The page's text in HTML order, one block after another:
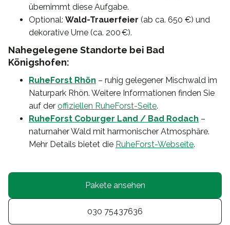
übernimmt diese Aufgabe.
Optional: Wald-Trauerfeier (ab ca. 650 €) und
dekorative Urne (ca. 200 €).
Nahegelegene Standorte bei Bad
Königshofen:
RuheForst Rhön – ruhig gelegener Mischwald im
Naturpark Rhön. Weitere Informationen finden Sie
auf der offiziellen RuheForst-Seite.
RuheForst Coburger Land / Bad Rodach –
naturnaher Wald mit harmonischer Atmosphäre.
Mehr Details bietet die RuheForst-Webseite.
Pakete ansehen
030 75437636